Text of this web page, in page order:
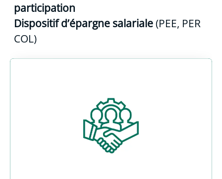
participation
Dispositif d’épargne salariale(PEE, PER
COL)